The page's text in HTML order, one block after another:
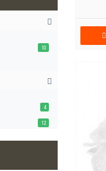
10
4
12